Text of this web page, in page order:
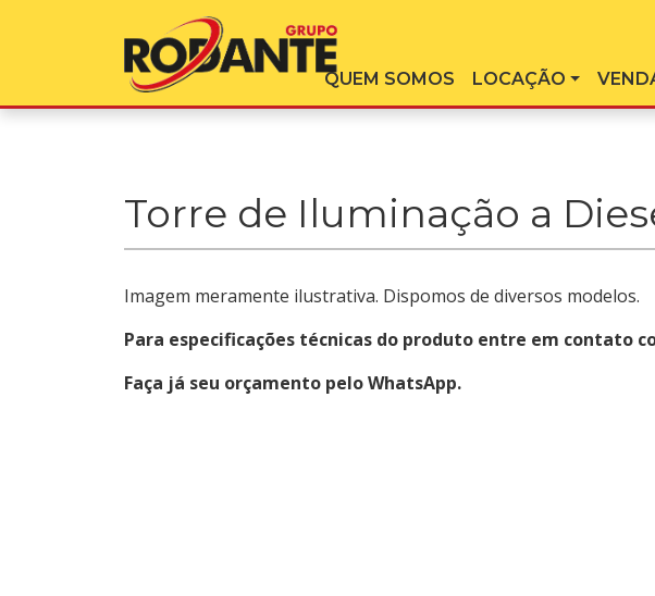
QUEM SOMOS LOCAÇÃO
Torre de Iluminação a
Imagem meramente ilustrativa. Dispomos de diversos modelos.
Para especificações técnicas do produto entre em contato
Faça já seu orçamento pelo WhatsApp.